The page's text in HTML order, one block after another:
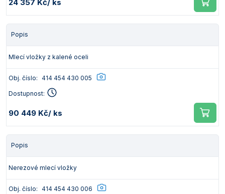
24 357 Kč/ ks
Popis
Mlecí vložky z kalené oceli
Obj. číslo: 414 454 430 005
Dostupnost:
90 449 Kč/ ks
Popis
Nerezové mlecí vložky
Obj. číslo: 414 454 430 006